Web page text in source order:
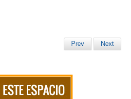
Prev Next